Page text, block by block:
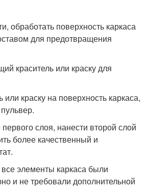
обработать поверхность каркаса
для предотвращения
краситель или краску для
или краску на поверхность каркаса,
слоя, нанести второй слой
более качественный и
элементы каркаса были
и не требовали дополнительной